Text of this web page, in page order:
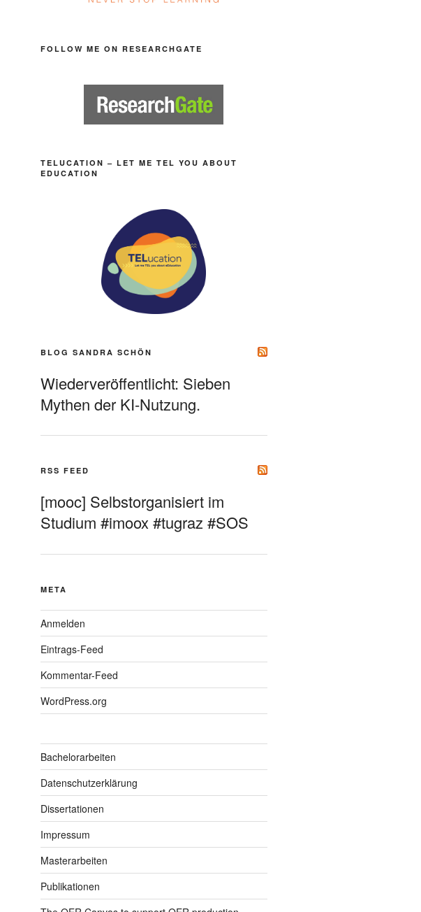
FOLLOW ME ON RESEARCHGATE
TELUCATION – LET ME TEL YOU ABOUT
EDUCATION
BLOG SANDRA SCHÖN
Wiederveröffentlicht: Sieben
Mythen der KI-Nutzung.
RSS FEED
[mooc] Selbstorganisiert im
Studium #imoox #tugraz #SOS
META
Anmelden
Eintrags-Feed
Kommentar-Feed
WordPress.org
Bachelorarbeiten
Datenschutzerklärung
Dissertationen
Impressum
Masterarbeiten
Publikationen